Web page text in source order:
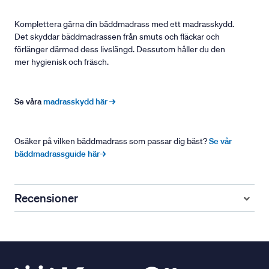
Komplettera gärna din bäddmadrass med ett madrasskydd.
Det skyddar bäddmadrassen från smuts och fläckar och
förlänger därmed dess livslängd. Dessutom håller du den
mer hygienisk och fräsch.
Se våramadrasskydd här →
Osäker på vilken bäddmadrass som passar dig bäst?Se vår
bäddmadrassguide här→
Recensioner